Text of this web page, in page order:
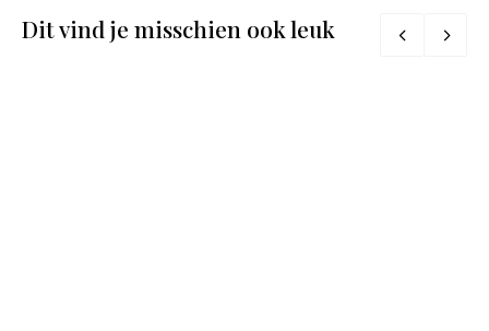
Dit vind je misschien ook leuk